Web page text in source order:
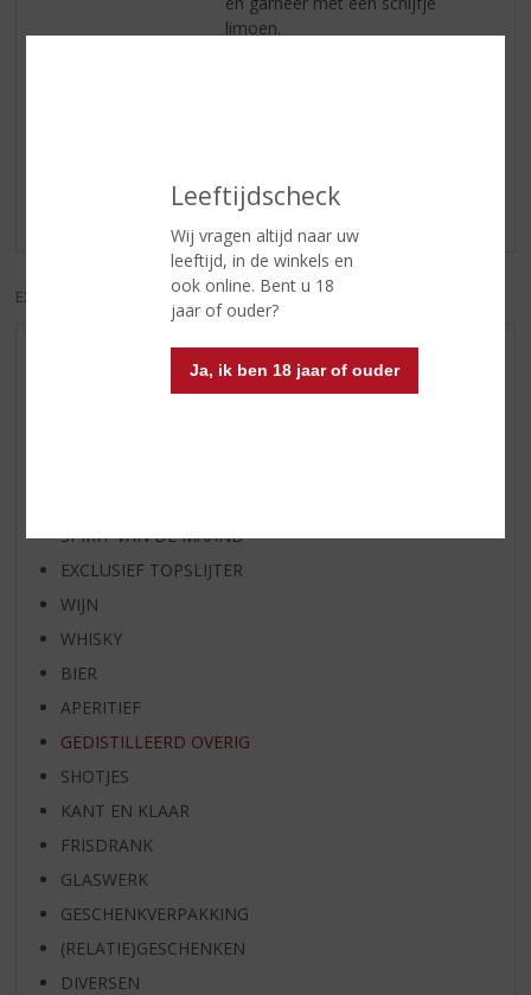
Leeftijdscheck
Wij vragen altijd naar uw
leeftijd, in de winkels en
ook online. Bent u 18
jaar of ouder?
Ja, ik ben 18 jaar of ouder
limoen.
Er zijn nog geen reviews geplaatst voor dit product
EXCL. BTW INCL. BTW
WIJN VAN DE MAAND
SPIRIT VAN DE MAAND
EXCLUSIEF TOPSLIJTER
WIJN
WHISKY
BIER
APERITIEF
GEDISTILLEERD OVERIG
SHOTJES
KANT EN KLAAR
FRISDRANK
GLASWERK
GESCHENKVERPAKKING
(RELATIE)GESCHENKEN
DIVERSEN